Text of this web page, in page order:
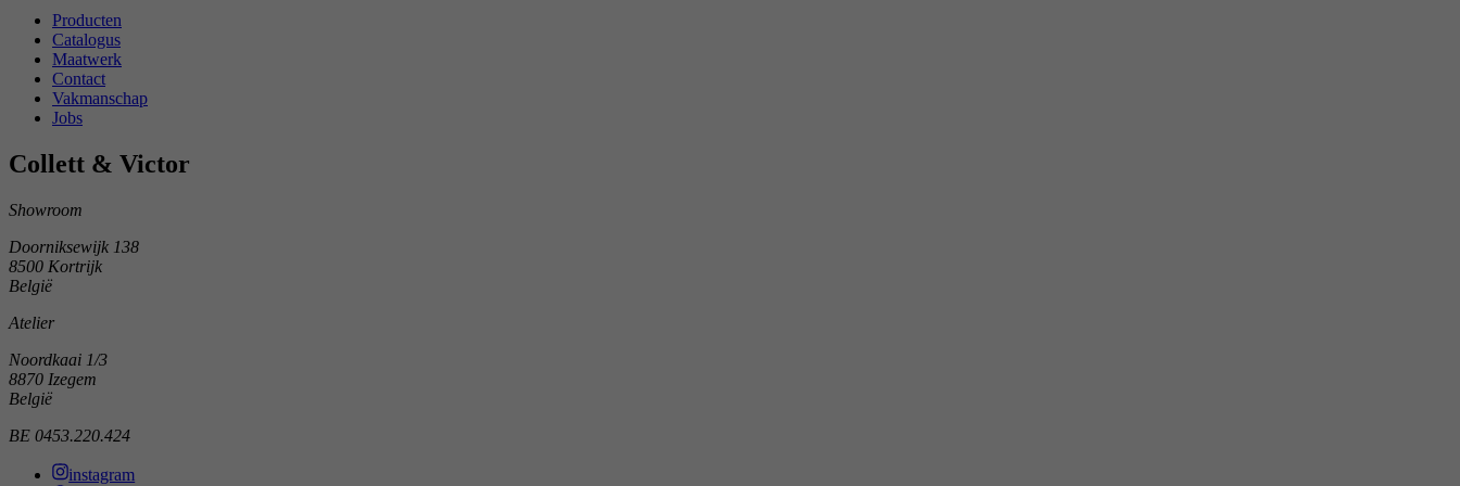
Producten
Catalogus
Maatwerk
Contact
Vakmanschap
Jobs
Collett & Victor
Showroom
Doorniksewijk 138
8500 Kortrijk
België
Atelier
Noordkaai 1/3
8870 Izegem
België
BE 0453.220.424
instagram